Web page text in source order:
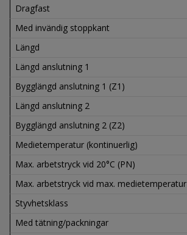
Dragfast
Med invändig stoppkant
Längd
Längd anslutning 1
Bygglängd anslutning 1 (Z1)
Längd anslutning 2
Bygglängd anslutning 2 (Z2)
Medietemperatur (kontinuerlig)
Max. arbetstryck vid 20°C (PN)
Max. arbetstryck vid max. medietemperatur
Styvhetsklass
Med tätning/packningar